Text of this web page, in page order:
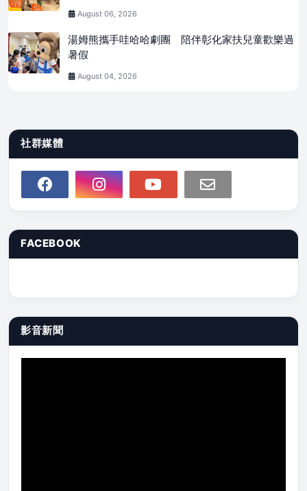
August 06, 2026
湯姆熊攜手哇哈哈劇團 陪伴彰化家扶兒童歡樂過
暑假
August 04, 2026
社群媒體
FACEBOOK
影音新聞